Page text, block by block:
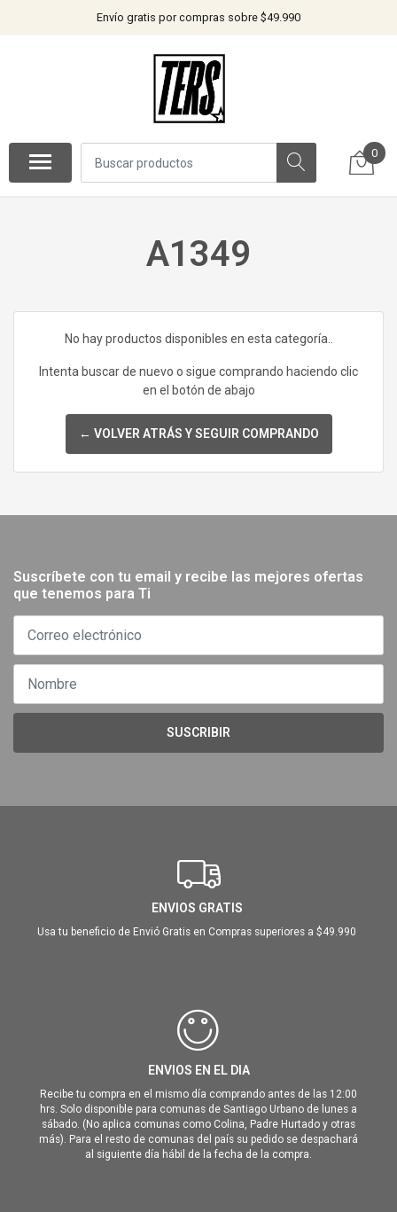
Envío gratis por compras sobre $49.990
0
A1349
No hay productos disponibles en esta categoría..
Intenta buscar de nuevo o sigue comprando haciendo clic
en el botón de abajo
← VOLVER ATRÁS Y SEGUIR COMPRANDO
Suscríbete con tu email y recibe las mejores ofertas
que tenemos para Ti
SUSCRIBIR
ENVIOS GRATIS
Usa tu beneficio de Envió Gratis en Compras superiores a $49.990
ENVIOS EN EL DIA
Recibe tu compra en el mismo día comprando antes de las 12:00
hrs. Solo disponible para comunas de Santiago Urbano de lunes a
sábado. (No aplica comunas como Colina, Padre Hurtado y otras
más). Para el resto de comunas del país su pedido se despachará
al siguiente día hábil de la fecha de la compra.